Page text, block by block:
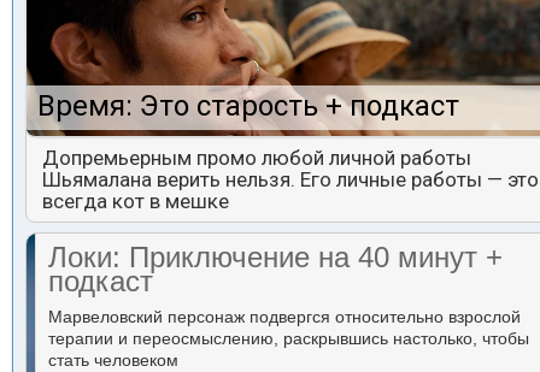
Время: Это старость + подкаст
Допремьерным промо любой личной работы
Шьямалана верить нельзя. Его личные работы — это
всегда кот в мешке
Локи: Приключение на 40 минут +
подкаст
Марвеловский персонаж подвергся относительно взрослой
терапии и переосмыслению, раскрывшись настолько, чтобы
стать человеком